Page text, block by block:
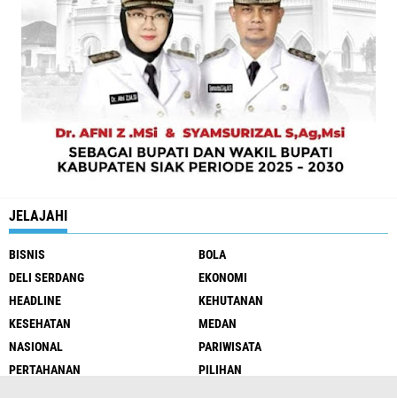
JELAJAHI
BISNIS
BOLA
DELI SERDANG
EKONOMI
HEADLINE
KEHUTANAN
KESEHATAN
MEDAN
NASIONAL
PARIWISATA
PERTAHANAN
PILIHAN